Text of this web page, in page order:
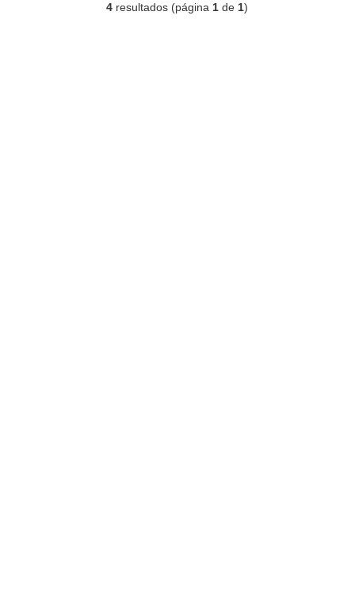
4 resultados (página 1 de 1)